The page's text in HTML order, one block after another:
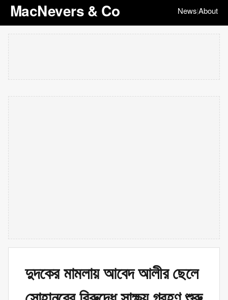
MacNevers & Co News|About
দুদকের মামলায় আবেদ আলীর ছেলে